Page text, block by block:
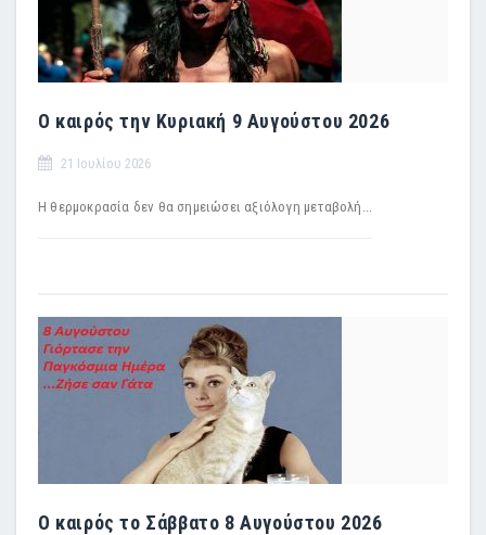
Ο καιρός την Κυριακή 9 Αυγούστου 2026
21 Ιουλίου 2026
Η θερμοκρασία δεν θα σημειώσει αξιόλογη μεταβολή...
Ο καιρός το Σάββατο 8 Αυγούστου 2026